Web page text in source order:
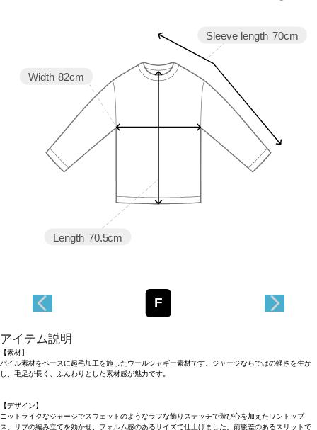
Sleeve length 70cm
Length 70.5cm
Width 82cm
F
アイテム説明
【素材】
パイル素材をベースに起毛加工を施したウールシャギー素材です。ジャージならではの軽さを生か
し、毛足が長く、ふんわりとした素材感が魅力です。
【デザイン】
ニットライクなジャージでスウェットのようなラフな飾りステッチで遊び心を加えたワントップ
ス。リブの編み立てを効かせ、フォルム感のあるサイズで仕上げました。前後差のあるスリットで